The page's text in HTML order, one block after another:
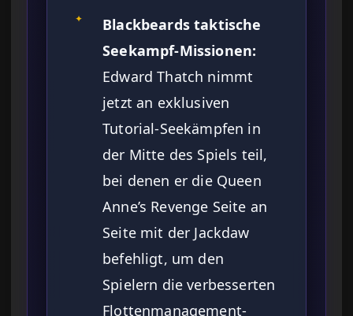
✦
Blackbeards taktische
Seekampf-Missionen:
Edward Thatch nimmt
jetzt an exklusiven
Tutorial-Seekämpfen in
der Mitte des Spiels teil,
bei denen er die Queen
Anne’s Revenge Seite an
Seite mit der Jackdaw
befehligt, um den
Spielern die verbesserten
Flottenmanagement-